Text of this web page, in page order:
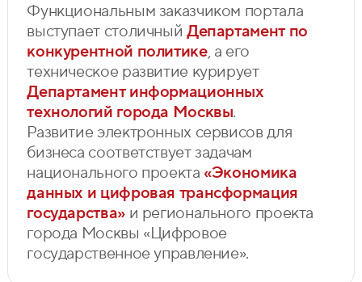
Функциональным заказчиком портала
выступает столичный Департамент по
конкурентной политике, а его
техническое развитие курирует
Департамент информационных
технологий города Москвы.
Развитие электронных сервисов для
бизнеса соответствует задачам
национального проекта «Экономика
данных и цифровая трансформация
государства»и регионального проекта
города Москвы «Цифровое
государственное управление».